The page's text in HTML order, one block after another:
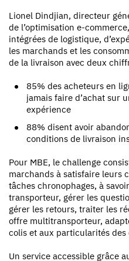
Lionel Dindjian, directeur
de l’optimisation e-
intégrées de logistique,
les marchands et les
de la livraison avec deux
85% des acheteurs en
jamais faire d’achat sur
expérience
88% disent avoir
conditions de livraison
Pour MBE, le challenge
marchands à satisfaire leurs
tâches chronophages, à
transporteur, gérer les
gérer les retours, traiter les
offre multitransporteur,
colis et aux particularités
Un service accessible grâce